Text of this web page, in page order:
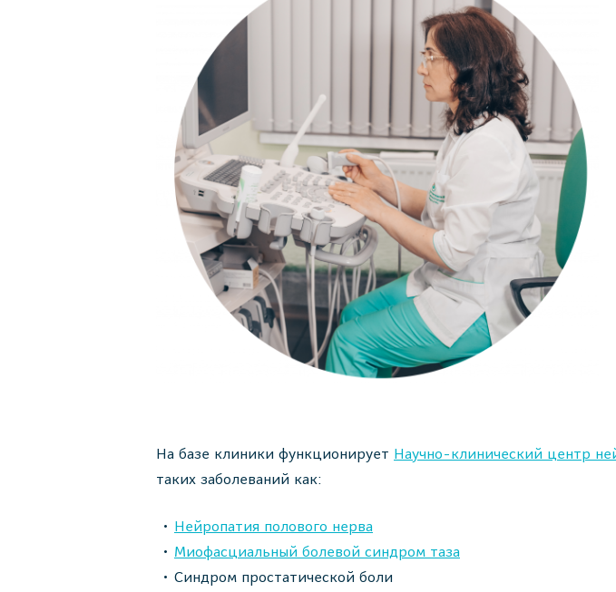
На базе клиники функционирует Научно-клинический центр
таких заболеваний как:
Нейропатия полового нерва
Миофасциальный болевой синдром таза
Синдром простатической боли